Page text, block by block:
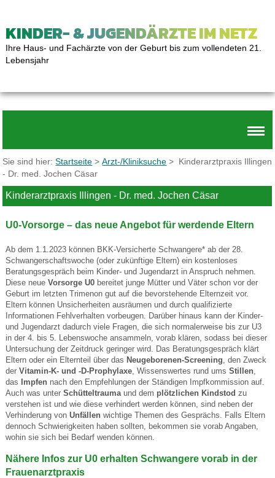
KINDER- & JUGENDÄRZTE IM NETZ
Ihre Haus- und Fachärzte von der Geburt bis zum vollendeten 21.
Lebensjahr
Sie sind hier:Startseite >Arzt-/Kliniksuche > Kinderarztpraxis Illingen
- Dr. med. Jochen Cäsar
Kinderarztpraxis Illingen - Dr. med. Jochen Cäsar
U0-Vorsorge – das neue Angebot für werdende Eltern
Ab dem 1.1.2023 können BKK-Versicherte Schwangere* ab der 28.
Schwangerschaftswoche (oder zukünftige Eltern) ein kostenloses
Beratungsgespräch beim Kinder- und Jugendarzt in Anspruch nehmen.
Diese neue Vorsorge U0bereitet junge Mütter und Väter schon vor der
Geburt im letzten Trimenon gut auf die bevorstehende Elternzeit vor.
Eltern können Unsicherheiten ausräumen und durch qualifizierte
Informationen Fehlverhalten vorbeugen. Darüber hinaus kann der Kinder-
und Jugendarzt dadurch viele Fragen, die sich normalerweise bis zur U3
in der 4. bis 5. Lebenswoche ansammeln, vorab klären, sodass bei dieser
Untersuchung der Zeitdruck geringer wird. Das Beratungsgespräch klärt
Eltern oder ein Elternteil über das Neugeborenen-Screening , den Zweck
der Vitamin-K- und -D-Prophylaxe, Wissenswertes rund ums Stillen,
das
Impfennach den Empfehlungen der Ständigen Impfkommission auf.
Auch was unter Schütteltraumaund dem plötzlichen Kindstod zu
verstehen ist und wie diese verhindert werden können, sind neben der
Verhinderung von Unfällenwichtige Themen des Gesprächs. Falls Eltern
dennoch Schwierigkeiten haben sollten, bekommen sie vorab Angaben,
wohin sie sich bei Bedarf wenden können.
Nähere Infos zur U0 erhalten Schwangere vorab in der
Frauenarztpraxis